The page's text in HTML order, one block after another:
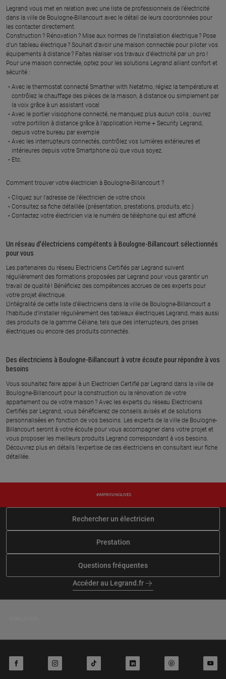
À 8.6 km km
ATHENA BATIMENT
56 rue pierre geofroix, 92700
COLOMBES
En savoir plus
À 9.5 km km
13 rue des primeveres, 92160
ANTONY
En savoir plus
CAPELEC
146 b avenue francois mole,
92160 ANTONY
En savoir plus
REY ELEC
11 allee saint paul, 92390
En savoir plus
À 12.2 km km
FJ ELEC
29 rue du haut de la noue, 92390
VILLENEUVE LA GARENNE
Legrand vous met en relation avec une liste de professionnels de l’électricité
dans la ville de Boulogne-Billancourt avec le détail de leurs coordonnées pour
les contacter directement.
Construction ? Rénovation ? Mise aux normes de l’installation électrique ? Pose
d’un tableau électrique ? Souhait d’avoir une maison connectée pour piloter vos
équipements à distance ? Faites réaliser vos travaux d’électricité par un pro !
Pour une maison connectée, optez pour les solutions Legrand alliant confort et
sécurité :
Avec le thermostat connecté Smarther with Netatmo, réglez la température et
contrôlez le chauffage des pièces de la maison, à distance ou simplement par
la voix grâce à un assistant vocal
Avec le portier visiophone connecté, ne manquez plus aucun colis ; ouvrez
votre portillon à distance grâce à l’application Home + Security Legrand,
depuis votre bureau par exemple
Avec les interrupteurs connectés, contrôlez vos lumières extérieures et
intérieures depuis votre Smartphone où que vous soyez.
Etc.
Comment trouver votre électricien à Boulogne-Billancourt ?
Cliquez sur l’adresse de l’électricien de votre choix
Consultez sa fiche détaillée (présentation, prestations, produits, etc.)
Contactez votre électricien via le numéro de téléphone qui est affiché
Un réseau d'électriciens compétents à Boulogne-Billancourt sélectionnés
pour vous
Les partenaires du réseau Electriciens Certifiés par Legrand suivent
régulièrement des formations proposées par Legrand pour vous garantir un
travail de qualité ! Bénéficiez des compétences accrues de ces experts pour
votre projet électrique.
L’intégralité de cette liste d’électriciens dans la ville de Boulogne-Billancourt a
l’habitude d’installer régulièrement des tableaux électriques Legrand, mais aussi
des produits de la gamme Céliane, tels que des interrupteurs, des prises
électriques ou encore des produits connectés.
Des électriciens à Boulogne-Billancourt à votre écoute pour répondre à vos
besoins
Vous souhaitez faire appel à un Electricien Certifié par Legrand dans la ville de
Boulogne-Billancourt pour la construction ou la rénovation de votre
appartement ou de votre maison ? Avec les experts du réseau Electriciens
Certifiés par Legrand, vous bénéficierez de conseils avisés et de solutions
personnalisées en fonction de vos besoins. Les experts de la ville de Boulogne-
Billancourt seront à votre écoute pour vous accompagner dans votre projet et
vous proposer les meilleurs produits Legrand correspondant à vos besoins.
Découvrez plus en détails l’expertise de ces électriciens en consultant leur fiche
détaillée.
Rechercher un électricien
Prestation
Questions fréquentes
Accéder au Legrand.fr
facebook instagram tiktok linkedin pinterest youtube